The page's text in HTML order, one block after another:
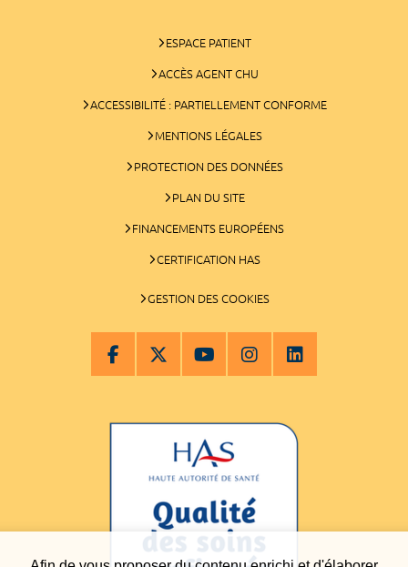
ESPACE PATIENT
ACCÈS AGENT CHU
ACCESSIBILITÉ : PARTIELLEMENT CONFORME
MENTIONS LÉGALES
PROTECTION DES DONNÉES
PLAN DU SITE
FINANCEMENTS EUROPÉENS
CERTIFICATION HAS
GESTION DES COOKIES